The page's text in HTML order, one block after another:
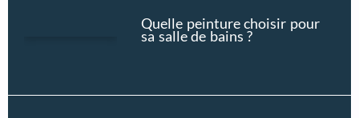
Quelle peinture choisir pour
sa salle de bains ?